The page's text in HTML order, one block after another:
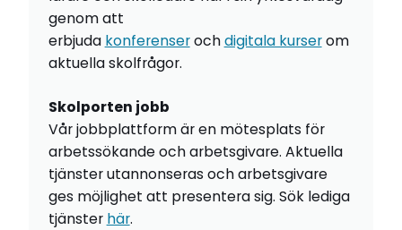
genom att
erbjuda konferenserochdigitala kurserom
aktuella skolfrågor.
Skolporten jobb
Vår jobbplattform är en mötesplats för
arbetssökande och arbetsgivare. Aktuella
tjänster utannonseras och arbetsgivare
ges möjlighet att presentera sig. Sök lediga
tjänster här.